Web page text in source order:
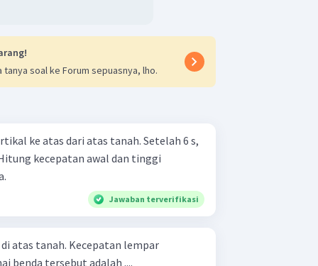
tanya soal ke Forum sepuasnya, lho.
ke atas dari atas tanah. Setelah 6 s,
kecepatan awal dan tinggi
Jawaban terverifikasi
atas tanah. Kecepatan lempar
benda tersebut adalah ....